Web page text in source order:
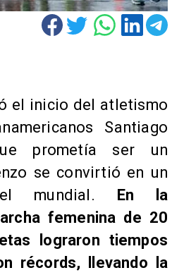
el inicio del atletismo
Santiago
prometía ser un
se convirtió en un
mundial. En la
femenina de 20
lograron tiempos
récords, llevando la